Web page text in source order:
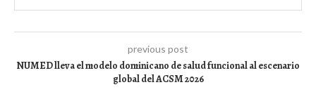
previous post
NUMED lleva el modelo dominicano de salud funcional al escenario
global del ACSM 2026